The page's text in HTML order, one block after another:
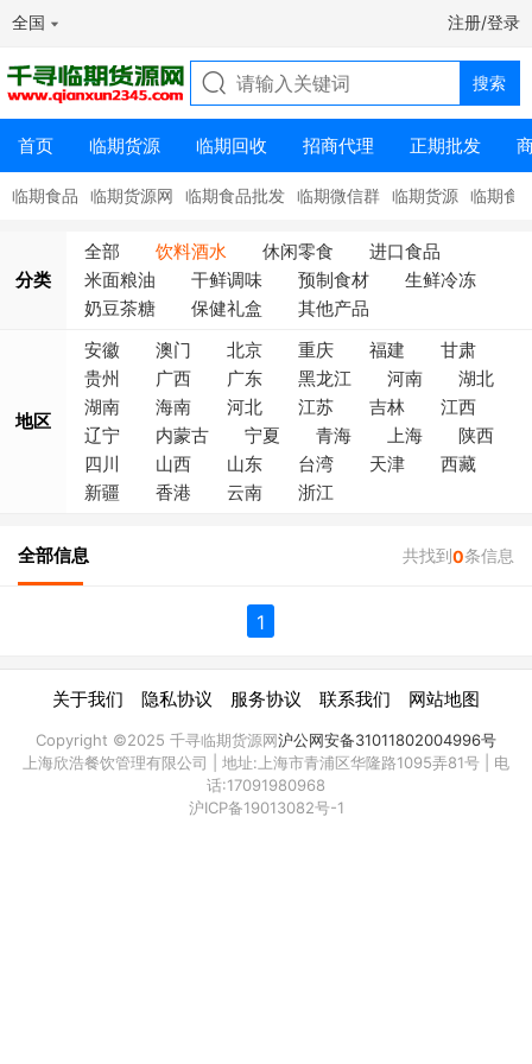
全国 注册/登录
首页 临期货源 临期回收 招商代理 正期批发
临期食品 临期货源网 临期食品批发 临期微信群 临期货源 临期食
分类
全部 饮料酒水 休闲零食
进口食品
米面粮油
干鲜调味 预制食材
生鲜冷冻
奶豆茶糖
保健礼盒 其他产品
地区
安徽 澳门 北京 重庆 福建
甘肃
贵州
广西 广东 黑龙江 河南
湖北
湖南
海南 河北 江苏 吉林
江西
辽宁
内蒙古 宁夏 青海 上海
陕西
四川
山西 山东 台湾 天津
西藏
新疆
香港 云南 浙江
全部信息 共找到0条信息
1
关于我们 隐私协议 服务协议 联系我们 网站地图
Copyright ©2025 千寻临期货源网沪公网安备31011802004996号
上海欣浩餐饮管理有限公司 | 地址:上海市青浦区华隆路1095弄81号 | 电
话:17091980968
沪ICP备19013082号-1